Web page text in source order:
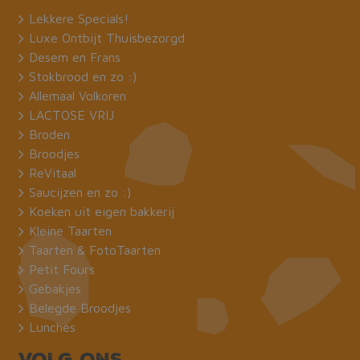
Lekkere Specials!
Luxe Ontbijt Thuisbezorgd
Desem en Frans
Stokbrood en zo :)
Allemaal Volkoren
LACTOSE VRIJ
Broden
Broodjes
ReVitaal
Saucijzen en zo :)
Koeken uit eigen bakkerij
Kleine Taarten
Taarten & FotoTaarten
Petit Fours
Gebakjes
Belegde Broodjes
Lunches
CookieScriptConsent
Microsoft Corporation
webshop.bakkermeijer.nl
Sessie